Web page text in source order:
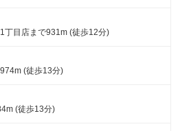
丁目店まで931m (徒歩12分)
(徒歩13分)
(徒歩13分)